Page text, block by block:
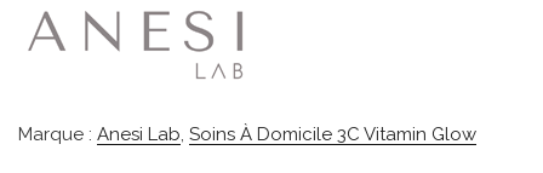
Marque : Anesi Lab, Soins À Domicile 3C Vitamin Glow